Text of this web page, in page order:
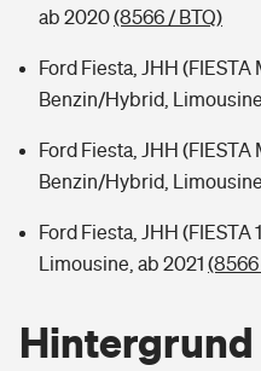
ab 2020(8566 / BTQ)
Ford Fiesta, JHH (FIESTA
Benzin/Hybrid,
Ford Fiesta, JHH (FIESTA
Benzin/Hybrid,
Ford Fiesta, JHH (FIESTA
Limousine, ab 2021
Hintergrund